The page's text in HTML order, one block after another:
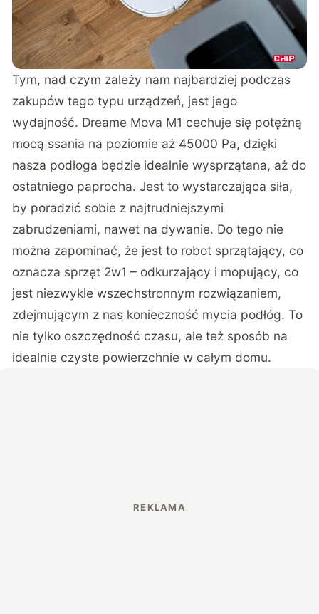
Tym, nad czym zależy nam najbardziej podczas
zakupów tego typu urządzeń, jest jego
wydajność. Dreame Mova M1 cechuje się potężną
mocą ssania na poziomie aż 45000 Pa, dzięki
nasza podłoga będzie idealnie wysprzątana, aż do
ostatniego paprocha. Jest to wystarczająca siła,
by poradzić sobie z najtrudniejszymi
zabrudzeniami, nawet na dywanie. Do tego nie
można zapominać, że jest to robot sprzątający, co
oznacza sprzęt 2w1 – odkurzający i mopujący, co
jest niezwykle wszechstronnym rozwiązaniem,
zdejmującym z nas konieczność mycia podłóg. To
nie tylko oszczędność czasu, ale też sposób na
idealnie czyste powierzchnie w całym domu.